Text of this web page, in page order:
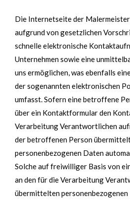
Die Internetseite der
aufgrund von gesetzlichen
schnelle elektronische
Unternehmen sowie eine
uns ermöglichen, was ebenfalls
der sogenannten elektronischen
umfasst. Sofern eine betroffene
über ein Kontaktformular den
Verarbeitung Verantwortlichen
der betroffenen Person
personenbezogenen Daten
Solche auf freiwilliger Basis von
an den für die Verarbeitung
übermittelten